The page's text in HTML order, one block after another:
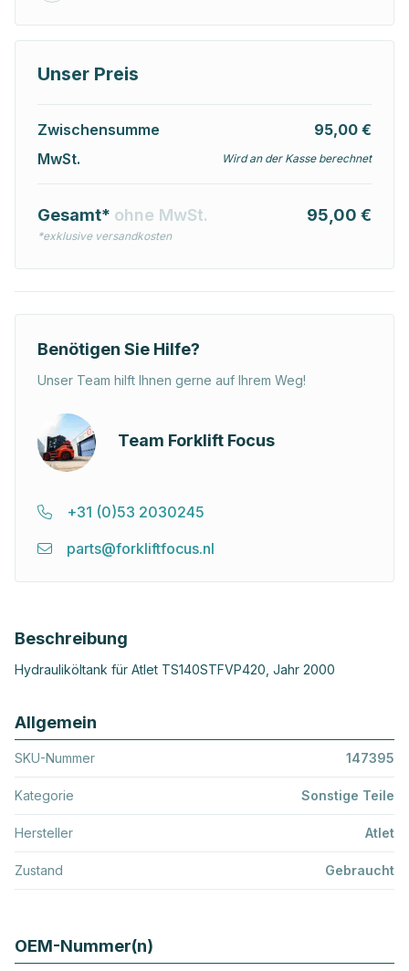
Unser Preis
Zwischensumme
95,00 €
MwSt.
Wird an der Kasse berechnet
Gesamt* ohne MwSt.
*exklusive versandkosten
95,00 €
Benötigen Sie Hilfe?
Unser Team hilft Ihnen gerne auf Ihrem Weg!
Team Forklift Focus
+31 (0)53 2030245
parts@forkliftfocus.nl
Beschreibung
Hydrauliköltank für Atlet TS140STFVP420, Jahr 2000
Allgemein
SKU-Nummer 147395
Kategorie Sonstige Teile
Hersteller Atlet
Zustand Gebraucht
OEM-Nummer(n)